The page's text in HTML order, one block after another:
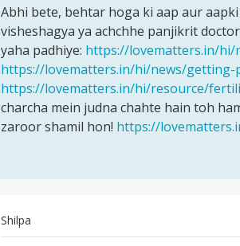
to
Mujhe
1
sal
se
bachhe
na
abhi
Abhi
bete,
behtar
hoga
ki…
Abhi bete, behtar hoga ki aap aur
visheshagya ya achchhe panjikrit
yaha padhiye: https://lovematters.in/hi/
https://lovematters.in/hi/news/
https://lovematters.in/hi/resource/
charcha mein judna chahte hain toh
zaroor shamil hon! https://
Shilpa